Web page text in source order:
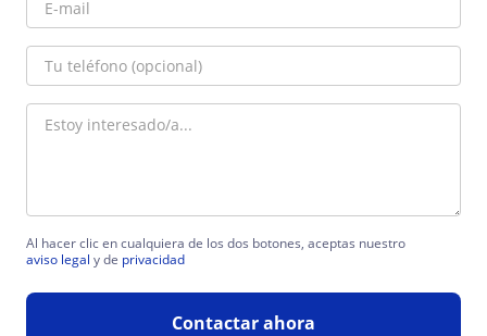
Al hacer clic en cualquiera de los dos botones, aceptas nuestro
aviso legal y de privacidad
Contactar ahora